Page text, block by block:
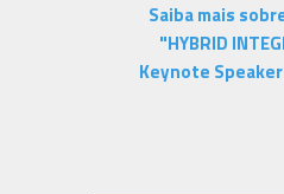
Saiba mais
"HYBRID
Keynote